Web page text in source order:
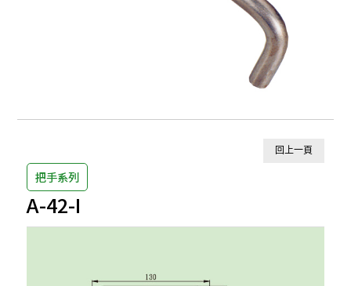
回上一頁
把手系列
A-42-I